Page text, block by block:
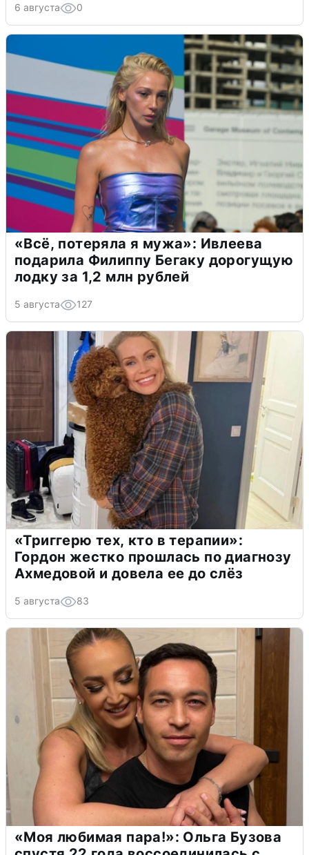
6 августа 0
«Всё, потеряла я мужа»: Ивлеева
подарила Филиппу Бегаку дорогущую
лодку за 1,2 млн рублей
5 августа 127
«Триггерю тех, кто в терапии»:
Гордон жестко прошлась по диагнозу
Ахмедовой и довела ее до слёз
5 августа 83
«Моя любимая пара!»: Ольга Бузова